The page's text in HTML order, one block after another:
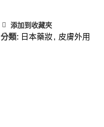
添加到收藏夾
分類: 日本藥妝, 皮膚外用